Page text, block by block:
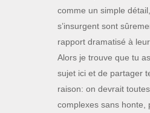
comme un simple
s’insurgent sont
rapport dramatisé à leur
Alors je trouve que tu
sujet ici et de partager
raison: on devrait
complexes sans honte,